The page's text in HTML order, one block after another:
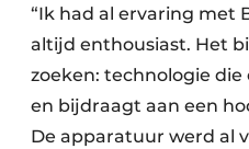
“Ik had al ervaring met
altijd enthousiast. Het
zoeken: technologie
en bijdraagt aan een
De apparatuur werd al